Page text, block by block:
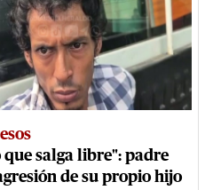
que salga libre": padre
de su propio hijo